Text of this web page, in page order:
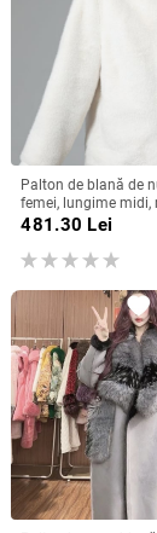
Palton de blană de
femei, lungime midi,
guler rotund, stil
481.30 Lei